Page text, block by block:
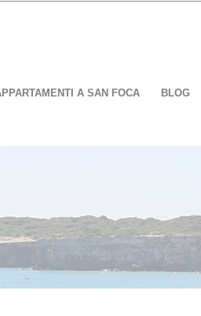
A SAN FOCA BLOG